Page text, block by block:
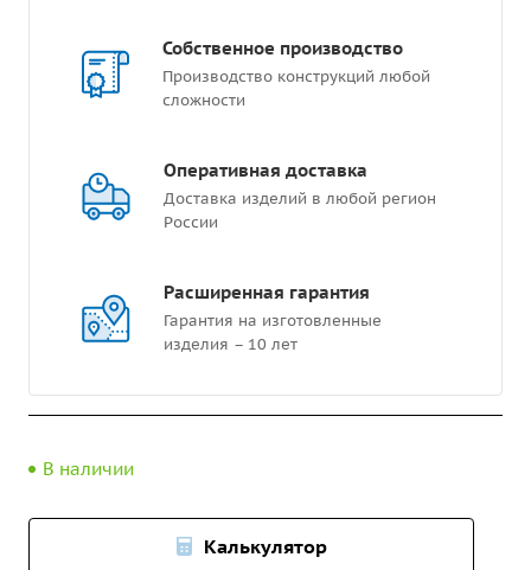
Собственное производство
Производство конструкций любой
сложности
Оперативная доставка
Доставка изделий в любой регион
России
Расширенная гарантия
Гарантия на изготовленные
изделия – 10 лет
В наличии
Калькулятор